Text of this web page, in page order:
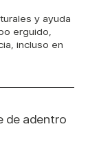
y ayuda
erguido,
incluso en
de adentro